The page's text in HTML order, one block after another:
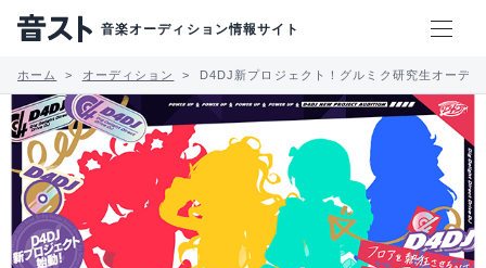
音楽オーディション情報サイト
ホーム オーディション D4DJ新プロジェクト！グルミク研究生オーデ